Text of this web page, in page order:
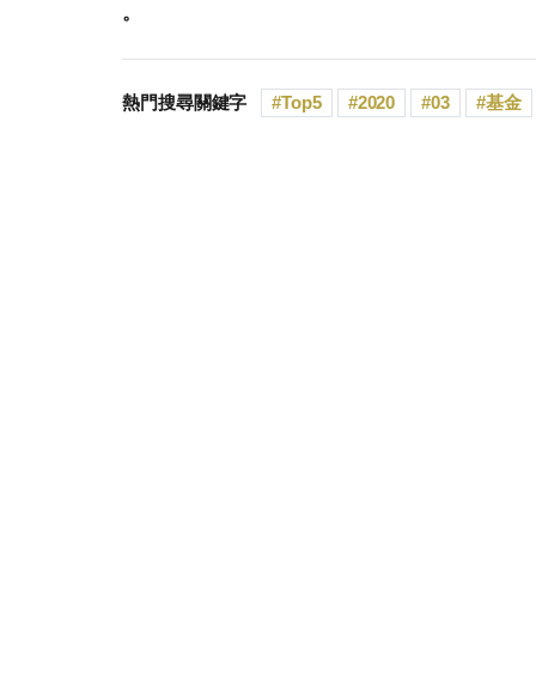
。
熱門搜尋關鍵字 Top5 2020 03 基金